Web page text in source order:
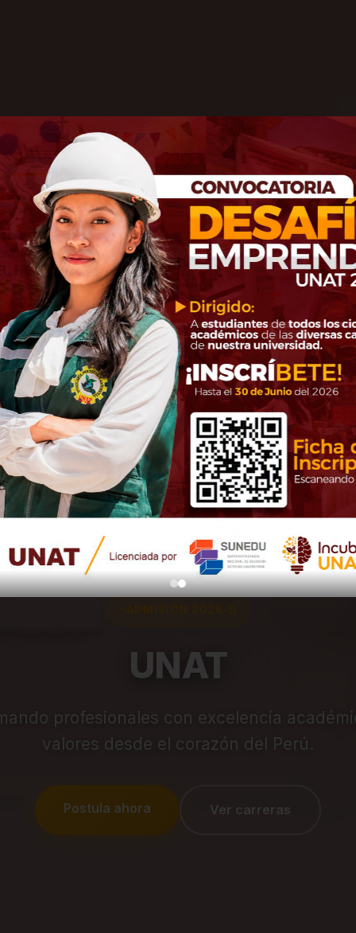
UNAT
profesionales con excelencia
valores desde el corazón del Perú.
Postula ahora Ver carreras